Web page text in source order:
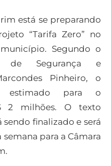
está se preparando
“Tarifa Zero” no
Segundo o
de Segurança e
Pinheiro, o
estimado para o
2 milhões. O texto
finalizado e será
para a Câmara